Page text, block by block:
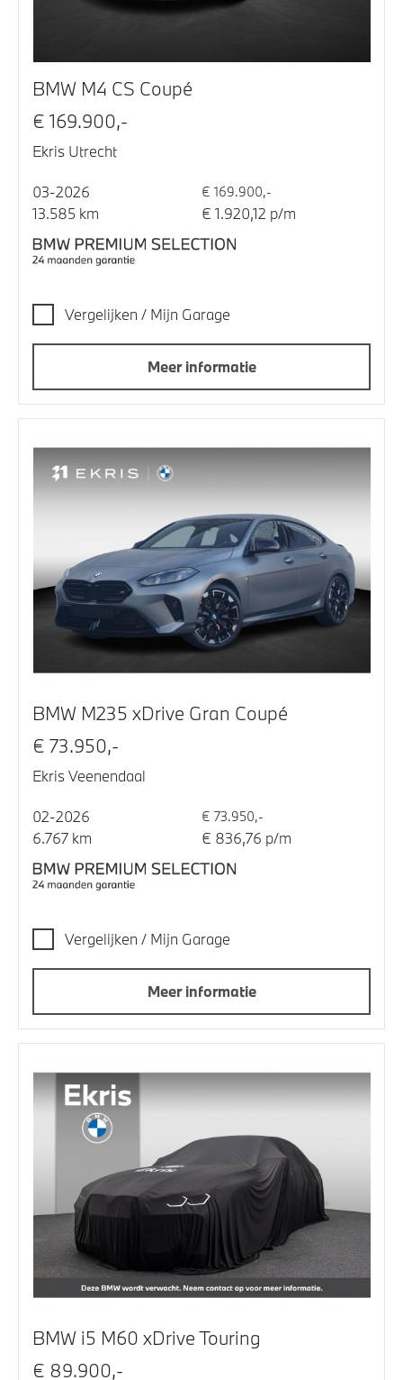
BMW M4 CS Coupé
€ 169.900,-
Ekris Utrecht
03-2026 € 169.900,-
13.585 km € 1.920,12 p/m
Vergelijken / Mijn Garage
Meer informatie
BMW M235 xDrive Gran Coupé
€ 73.950,-
Ekris Veenendaal
02-2026 € 73.950,-
6.767 km € 836,76 p/m
Vergelijken / Mijn Garage
Meer informatie
BMW i5 M60 xDrive Touring
€ 89.900,-